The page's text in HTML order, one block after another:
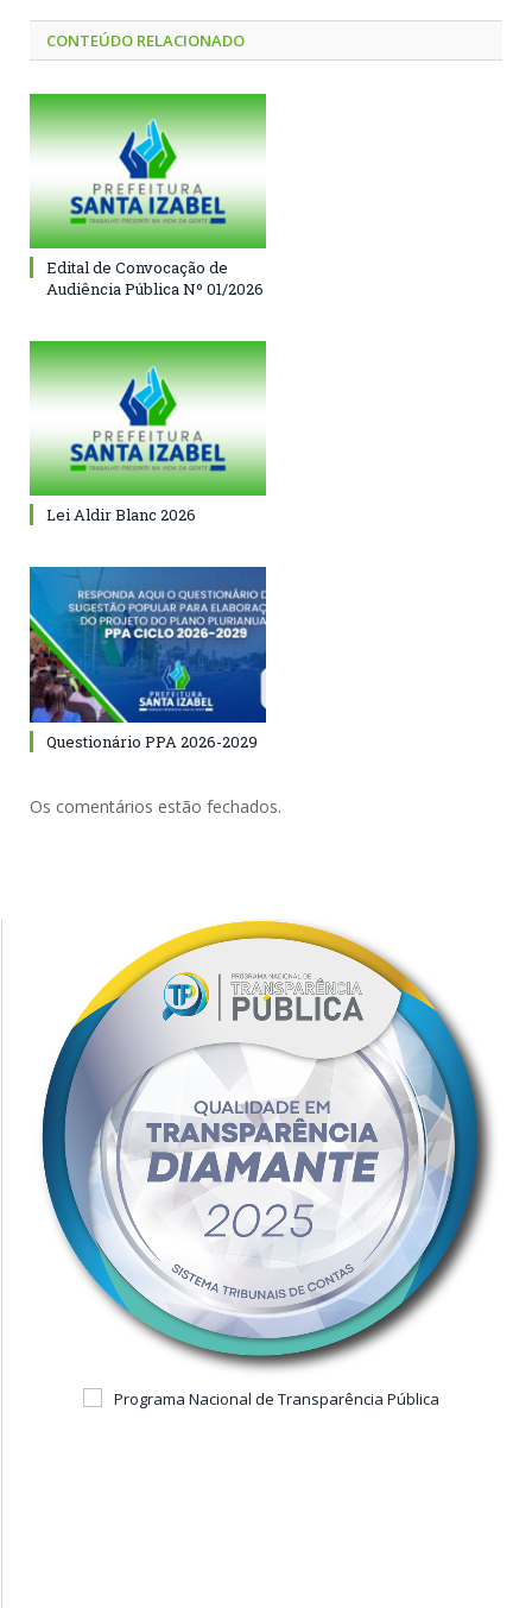
CONTEÚDO RELACIONADO
Edital de Convocação de
Audiência Pública Nº 01/2026
Lei Aldir Blanc 2026
Questionário PPA 2026-2029
Os comentários estão fechados.